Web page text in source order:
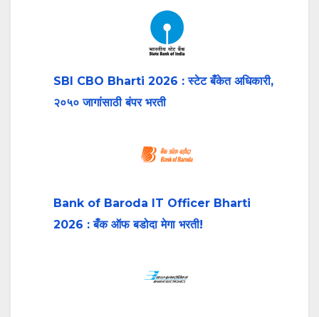
SBI CBO Bharti 2026 : स्टेट बँकेत अधिकारी,
२०५० जागांसाठी बंपर भरती
Bank of Baroda IT Officer Bharti
2026 : बँक ऑफ बडोदा मेगा भरती!